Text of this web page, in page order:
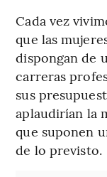
Cada vez
que las
dispongan de
carreras
sus
aplaudirían la
que suponen
de lo previsto.